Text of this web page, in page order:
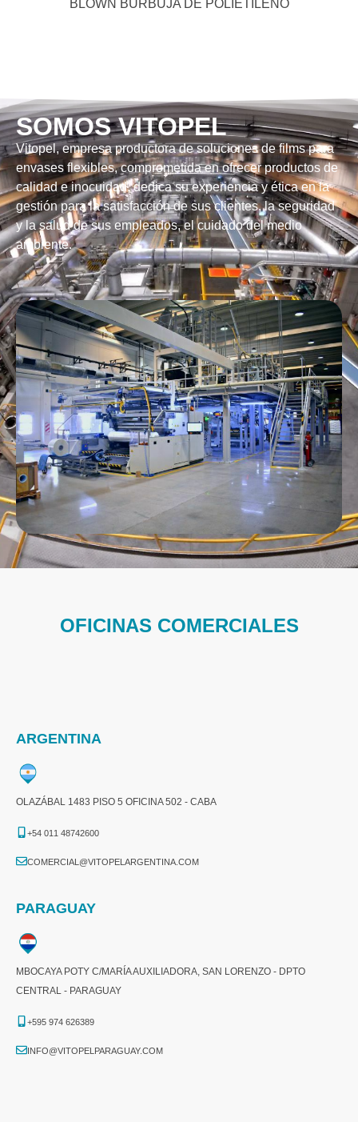
BLOWN BURBUJA DE POLIETILENO
SOMOS VITOPEL​
Vitopel, empresa productora de soluciones de films para
envases flexibles, comprometida en ofrecer productos de
calidad e inocuidad, dedica su experiencia y ética en la
gestión para la satisfacción de sus clientes, la seguridad
y la salud de sus empleados, el cuidado del medio
ambiente.
OFICINAS COMERCIALES
ARGENTINA
OLAZÁBAL 1483 PISO 5 OFICINA 502 - CABA
+54 011 48742600​
COMERCIAL@VITOPELARGENTINA.COM​
PARAGUAY
MBOCAYA POTY C/MARÍA AUXILIADORA, SAN LORENZO - DPTO
CENTRAL - PARAGUAY
+595 974 626389
INFO@VITOPELPARAGUAY.COM